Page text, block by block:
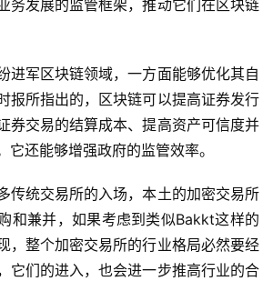
务发展的监管框架，推动它们在区块链
进军区块链领域，一方面能够优化其自
报所指出的，区块链可以提高证券发行
券交易的结算成本、提高资产可信度并
它还能够增强政府的监管效率。
传统交易所的入场，本土的加密交易所
和兼并，如果考虑到类似Bakkt这样的
，整个加密交易所的行业格局必然要经
它们的进入，也会进一步推高行业的合